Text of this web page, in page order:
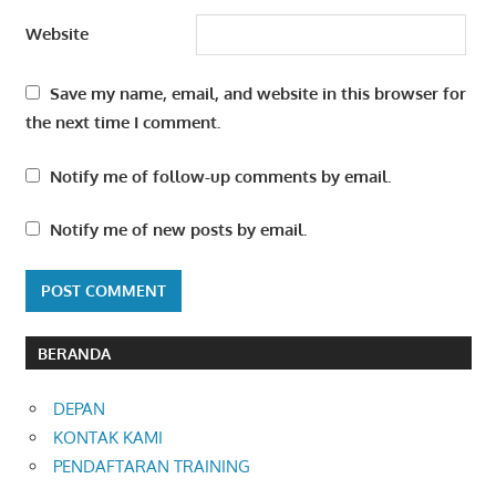
Website
Save my name, email, and website in this browser for
the next time I comment.
Notify me of follow-up comments by email.
Notify me of new posts by email.
BERANDA
DEPAN
KONTAK KAMI
PENDAFTARAN TRAINING